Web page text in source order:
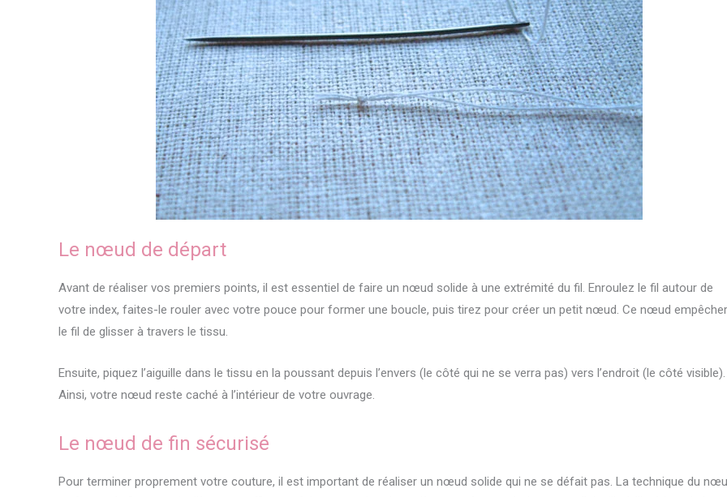
Le nœud de départ
Avant de réaliser vos premiers points, il est essentiel de faire un nœud solide à une extrémité du fil. Enroulez le fil autour de
votre index, faites-le rouler avec votre pouce pour former une boucle, puis tirez pour créer un petit nœud. Ce nœud
le fil de glisser à travers le tissu.
Ensuite, piquez l’aiguille dans le tissu en la poussant depuis l’envers (le côté qui ne se verra pas) vers l’endroit (le côté visible).
Ainsi, votre nœud reste caché à l’intérieur de votre ouvrage.
Le nœud de fin sécurisé
Pour terminer proprement votre couture, il est important de réaliser un nœud solide qui ne se défait pas. La technique du